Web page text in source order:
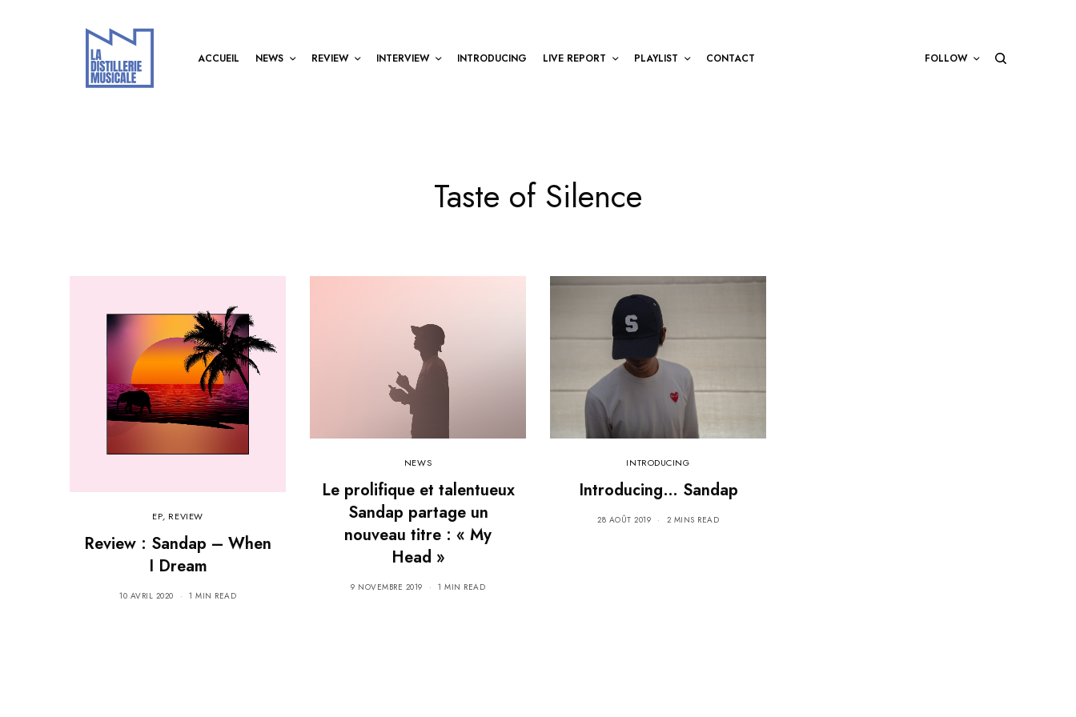
ACCUEIL NEWS REVIEW INTERVIEW INTRODUCING LIVE REPORT PLAYLIST CONTACT FOLLOW
Taste of Silence
EP, REVIEW
Review : Sandap – When
I Dream
10 AVRIL 2020 1 MIN READ
NEWS
Le prolifique et talentueux
Sandap partage un
nouveau titre : « My
Head »
9 NOVEMBRE 2019 1 MIN READ
INTRODUCING
Introducing… Sandap
28 AOÛT 2019 2 MINS READ